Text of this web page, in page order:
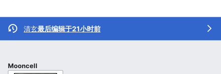
清玄最后编辑于21小时前
Mooncell